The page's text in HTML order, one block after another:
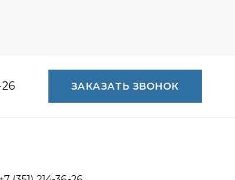
+7 (351) 214-36-26